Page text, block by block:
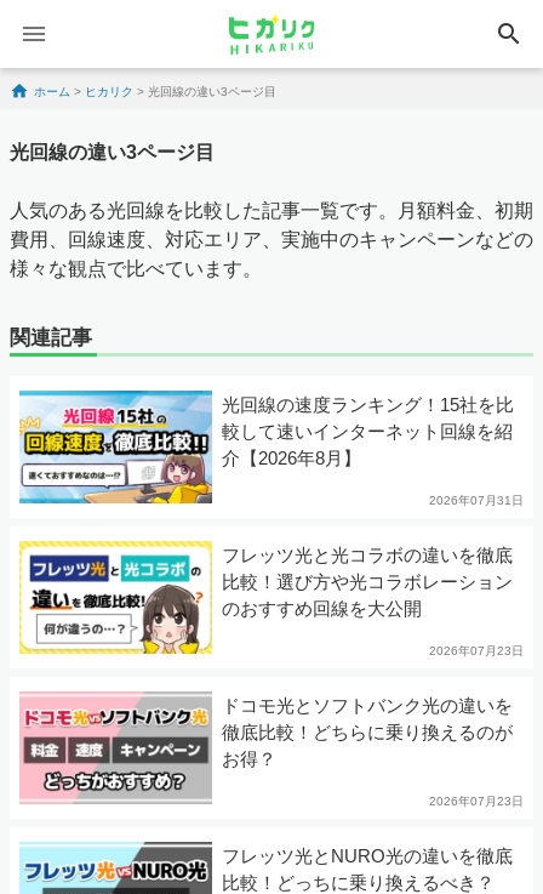
search
Skip to content
ホーム > ヒカリク > 光回線の違い3ページ目
光回線の違い3ページ目
人気のある光回線を比較した記事一覧です。月額料金、初期
費用、回線速度、対応エリア、実施中のキャンペーンなどの
様々な観点で比べています。
関連記事
光回線の速度ランキング！15社を比
較して速いインターネット回線を紹
介【2026年8月】
2026年07月31日
フレッツ光と光コラボの違いを徹底
比較！選び方や光コラボレーション
のおすすめ回線を大公開
2026年07月23日
ドコモ光とソフトバンク光の違いを
徹底比較！どちらに乗り換えるのが
お得？
2026年07月23日
フレッツ光とNURO光の違いを徹底
比較！どっちに乗り換えるべき？